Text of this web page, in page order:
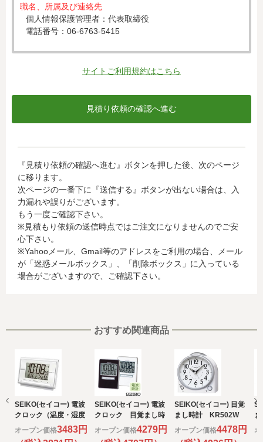
職名、所属及び連絡先
個人情報保護管理者：代表取締役
電話番号：06-6763-5415
c) 個人情報の利用目的
入力された個人情報は、お見積り依頼への対応のために利
d) 個人情報の第三者提供について
当社がお客様から収集した以下の個人情報等は、カード発
行会社が行う不正利用検知・防止のために、お客様が利用
されているカード発行会社へ提供させていただきます。(氏
名、電話番号、email アドレス、インターネット利用環境
に関する情報等)
お客様が利用されているカード発行会社が外国にある場
合、これらの情報は当該発行会社が所属する国に移転され
る場合があります。当社では、お客様から収集した情報か
らは、ご利用のカード発行会社及び当該会社が所在する国
を特定することができないため、以下の個人情報保護措置
・発行会社の個人情報保護の措置
なお、個人情報保護委員会のホームページ
(https://www.ppc.go.jp/)では、各国における個人情報保護
制度に関する情報について掲載されています。
お客様が未成年の場合、親権者または後見人の承諾を得た
上で、本サービスを利用するものとします。
e) 個人情報の取扱いの委託について
取得した個人情報の取扱いの全部又は、一部を委託するこ
とがあります。
サイトご利用規約はこちら
『見積り依頼の確認へ進む』ボタンを押した後、次のページ
に移ります。
次ページの一番下に『送信する』ボタンが出ない場合は、入
力漏れや誤りがございます。
もう一度ご確認下さい。
※見積もり依頼の送信時点ではご注文になりませんのでご安
心下さい。
※Yahooメール、Gmail等のアドレスをご利用の場合、メール
が「迷惑メールボックス」、「削除ボックス」に入っている
場合がございますので、ご確認下さい。
おすすめ関連商品
SEIKO(セイコー) 電波
クロック（温度・湿度
表示付き）
オープン価格3483円
SEIKO(セイコー) 電波
クロック 目覚まし時
計
オープン価格4279円
SEIKO(セイコー) 目覚
まし時計 KR502W
オープン価格4478円
オ